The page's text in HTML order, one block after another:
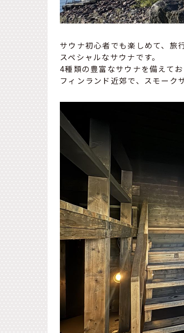
サウナ初心者でも楽しめて、旅
スペシャルなサウナです。
4種類の豊富なサウナを備えて
フィンランド近郊で、スモーク